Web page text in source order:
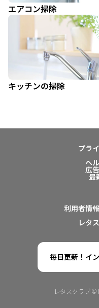
エアコン掃除
キッチンの掃除
プラ
ヘ
広
最
利用者情
レタ
毎日更新！イ
レタスクラブ ©